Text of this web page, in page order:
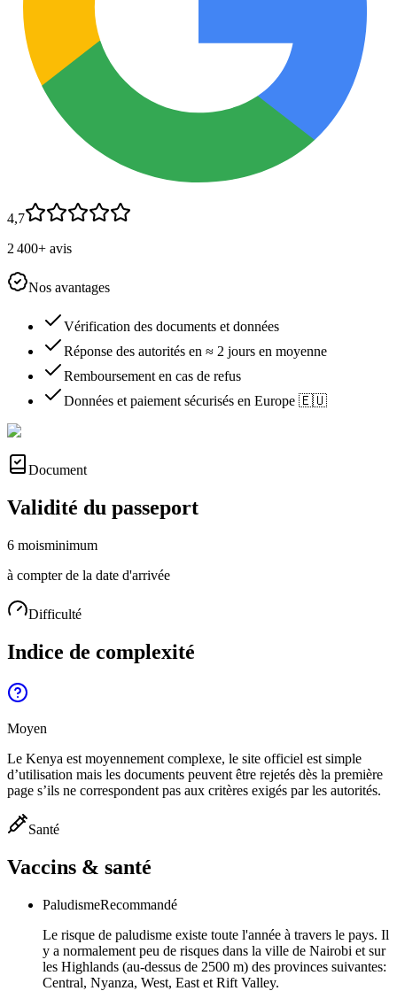
4,7
2 400+ avis
Nos avantages
Vérification des documents et données
Réponse des autorités en ≈ 2 jours en moyenne
Remboursement en cas de refus
Données et paiement sécurisés en Europe 🇪🇺
Document
Validité du passeport
6 moisminimum
à compter de la date d'arrivée
Difficulté
Indice de complexité
Moyen
Le Kenya est moyennement complexe, le site officiel est simple
d’utilisation mais les documents peuvent être rejetés dès la première
page s’ils ne correspondent pas aux critères exigés par les autorités.
Santé
Vaccins & santé
PaludismeRecommandé
Le risque de paludisme existe toute l'année à travers le pays. Il
y a normalement peu de risques dans la ville de Nairobi et sur
les Highlands (au-dessus de 2500 m) des provinces suivantes:
Central, Nyanza, West, East et Rift Valley.